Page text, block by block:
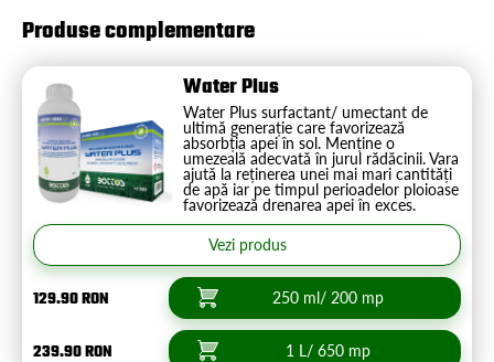
Produse complementare
Water Plus
Water Plus surfactant/ umectant de
ultimă generație care favorizează
absorbția apei în sol. Menține o
umezeală adecvată în jurul rădăcinii. Vara
ajută la reținerea unei mai mari cantități
de apă iar pe timpul perioadelor ploioase
favorizează drenarea apei în exces.
Vezi produs
129.90 RON 250 ml/ 200 mp
239.90 RON 1 L/ 650 mp